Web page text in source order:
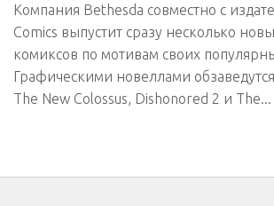
Компания Bethesda совместно с
Comics выпустит сразу несколько
комиксов по мотивам своих
Графическими новеллами
The New Colossus, Dishonored 2 и The...